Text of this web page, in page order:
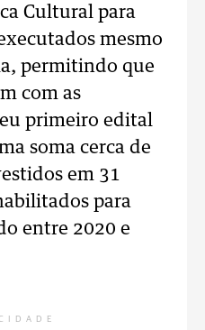
Cultural para
mesmo
permitindo que
com as
primeiro edital
soma cerca de
em 31
para
entre 2020 e